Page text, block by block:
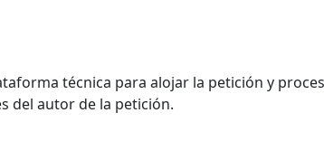
técnica para alojar la petición y
del autor de la petición.